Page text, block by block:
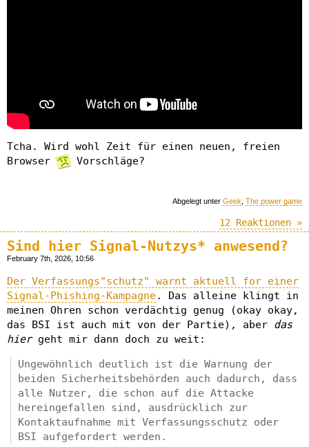
Tcha. Wird wohl Zeit für einen neuen, freien
Browser
Vorschläge?
Abgelegt unter Geek The power game
12 Reaktionen »
Sind hier Signal-Nutzys* anwesend?
February 7th, 2026, 10:56
Der Verfassungs"schutz" warnt aktuell for einer
Signal-Phishing-Kampagne. Das alleine klingt in
meinen Ohren schon verdächtig genug (okay okay,
das BSI ist auch mit von der Partie), aber das
hiergeht mir dann doch zu weit:
Ungewöhnlich deutlich ist die Warnung der
beiden Sicherheitsbehörden auch dadurch, dass
alle Nutzer, die schon auf die Attacke
hereingefallen sind, ausdrücklich zur
Kontaktaufnahme mit Verfassungsschutz oder
BSI aufgefordert werden.